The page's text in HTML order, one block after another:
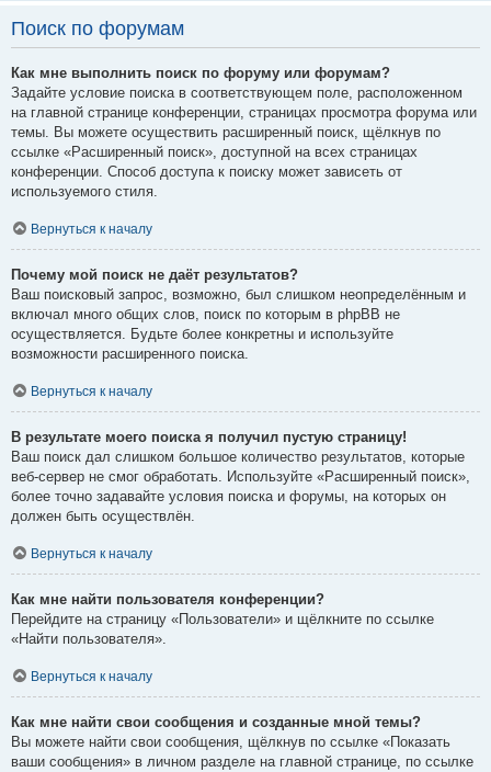
Поиск по форумам
Как мне выполнить поиск по форуму или форумам?
Задайте условие поиска в соответствующем поле, расположенном
на главной странице конференции, страницах просмотра форума или
темы. Вы можете осуществить расширенный поиск, щёлкнув по
ссылке «Расширенный поиск», доступной на всех страницах
конференции. Способ доступа к поиску может зависеть от
используемого стиля.
Вернуться к началу
Почему мой поиск не даёт результатов?
Ваш поисковый запрос, возможно, был слишком неопределённым и
включал много общих слов, поиск по которым в phpBB не
осуществляется. Будьте более конкретны и используйте
возможности расширенного поиска.
Вернуться к началу
В результате моего поиска я получил пустую страницу!
Ваш поиск дал слишком большое количество результатов, которые
веб-сервер не смог обработать. Используйте «Расширенный поиск»,
более точно задавайте условия поиска и форумы, на которых он
должен быть осуществлён.
Вернуться к началу
Как мне найти пользователя конференции?
Перейдите на страницу «Пользователи» и щёлкните по ссылке
«Найти пользователя».
Вернуться к началу
Как мне найти свои сообщения и созданные мной темы?
Вы можете найти свои сообщения, щёлкнув по ссылке «Показать
ваши сообщения» в личном разделе на главной странице, по ссылке